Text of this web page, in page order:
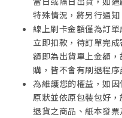
特殊情況，將另行通
線上刷卡金額僅為訂
立即扣款，待訂單完
額即為出貨單上金額
購，皆不會有刷退程序
為維護您的權益，如
原狀並依原包裝包好
退貨之商品、紙本發